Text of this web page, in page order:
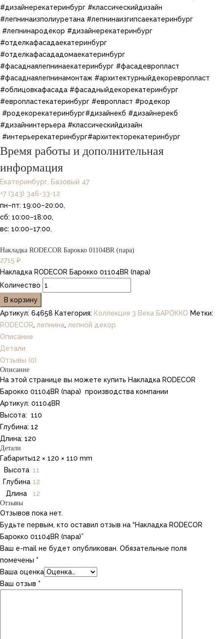
#дизайнерекатеринбург​ #классическийдизайн​
#лепнинаизполиуретана​ #лепнинаизгипсаекатеринбург​
#лепнинародекор #дизайнерекатеринбург
#отделкафасадаекатеринбург
#отделкафасададомаекатеринбург
#фасаднаялепнинаекатеринбург #фасадевропласт
#фасаднаялепнинамонтаж #архитектурныйдекоревропласт
#облицовкафасада #фасадныйдекорекатеринбург
#европластекатеринбург #европласт​​ #родекор​
#родекорекатеринбург​​#дизайнекб​ #дизайнерекб​ ​
#дизайнинтерьера​ #классическийдизайн​
#интерьерекатеринбург​#архитекторекатеринбург
Время работы и дополнительная
информация
Екатеринбург, Базовый 47
+7 (343) 346-33-12
пн–пт: 19:00–20:00,
сб: 10:00–18:00,
вс: 10:00–17:00.
Накладка RODECOR Барокко 01104BR (пара)
2715 ₽
Накладка RODECOR Барокко 01104BR (пара)
Количество
В корзину
Артикул: 64658 Категория: Коллекция 3 Века БАРОККО Метки:
RODECOR, лепнина, лепной декор
Описание
Детали
Отзывы (0)
Описание
На этой странице вы можете купить Накладка RODECOR
Барокко 01104BR (пара) производства компании
Артикул: 01104BR
Высота: 110
Глубина: 12
Длина: 120
Детали
Габариты12 × 120 × 110 mm
Высота 11
Глубина 12
Длина
12
Отзывы
Отзывов пока нет.
Будьте первым, кто оставил отзыв на “Накладка RODECOR
Барокко 01104BR (пара)”
Ваш e-mail не будет опубликован. Обязательные поля
помечены *
Ваша оценка
Ваш отзыв *